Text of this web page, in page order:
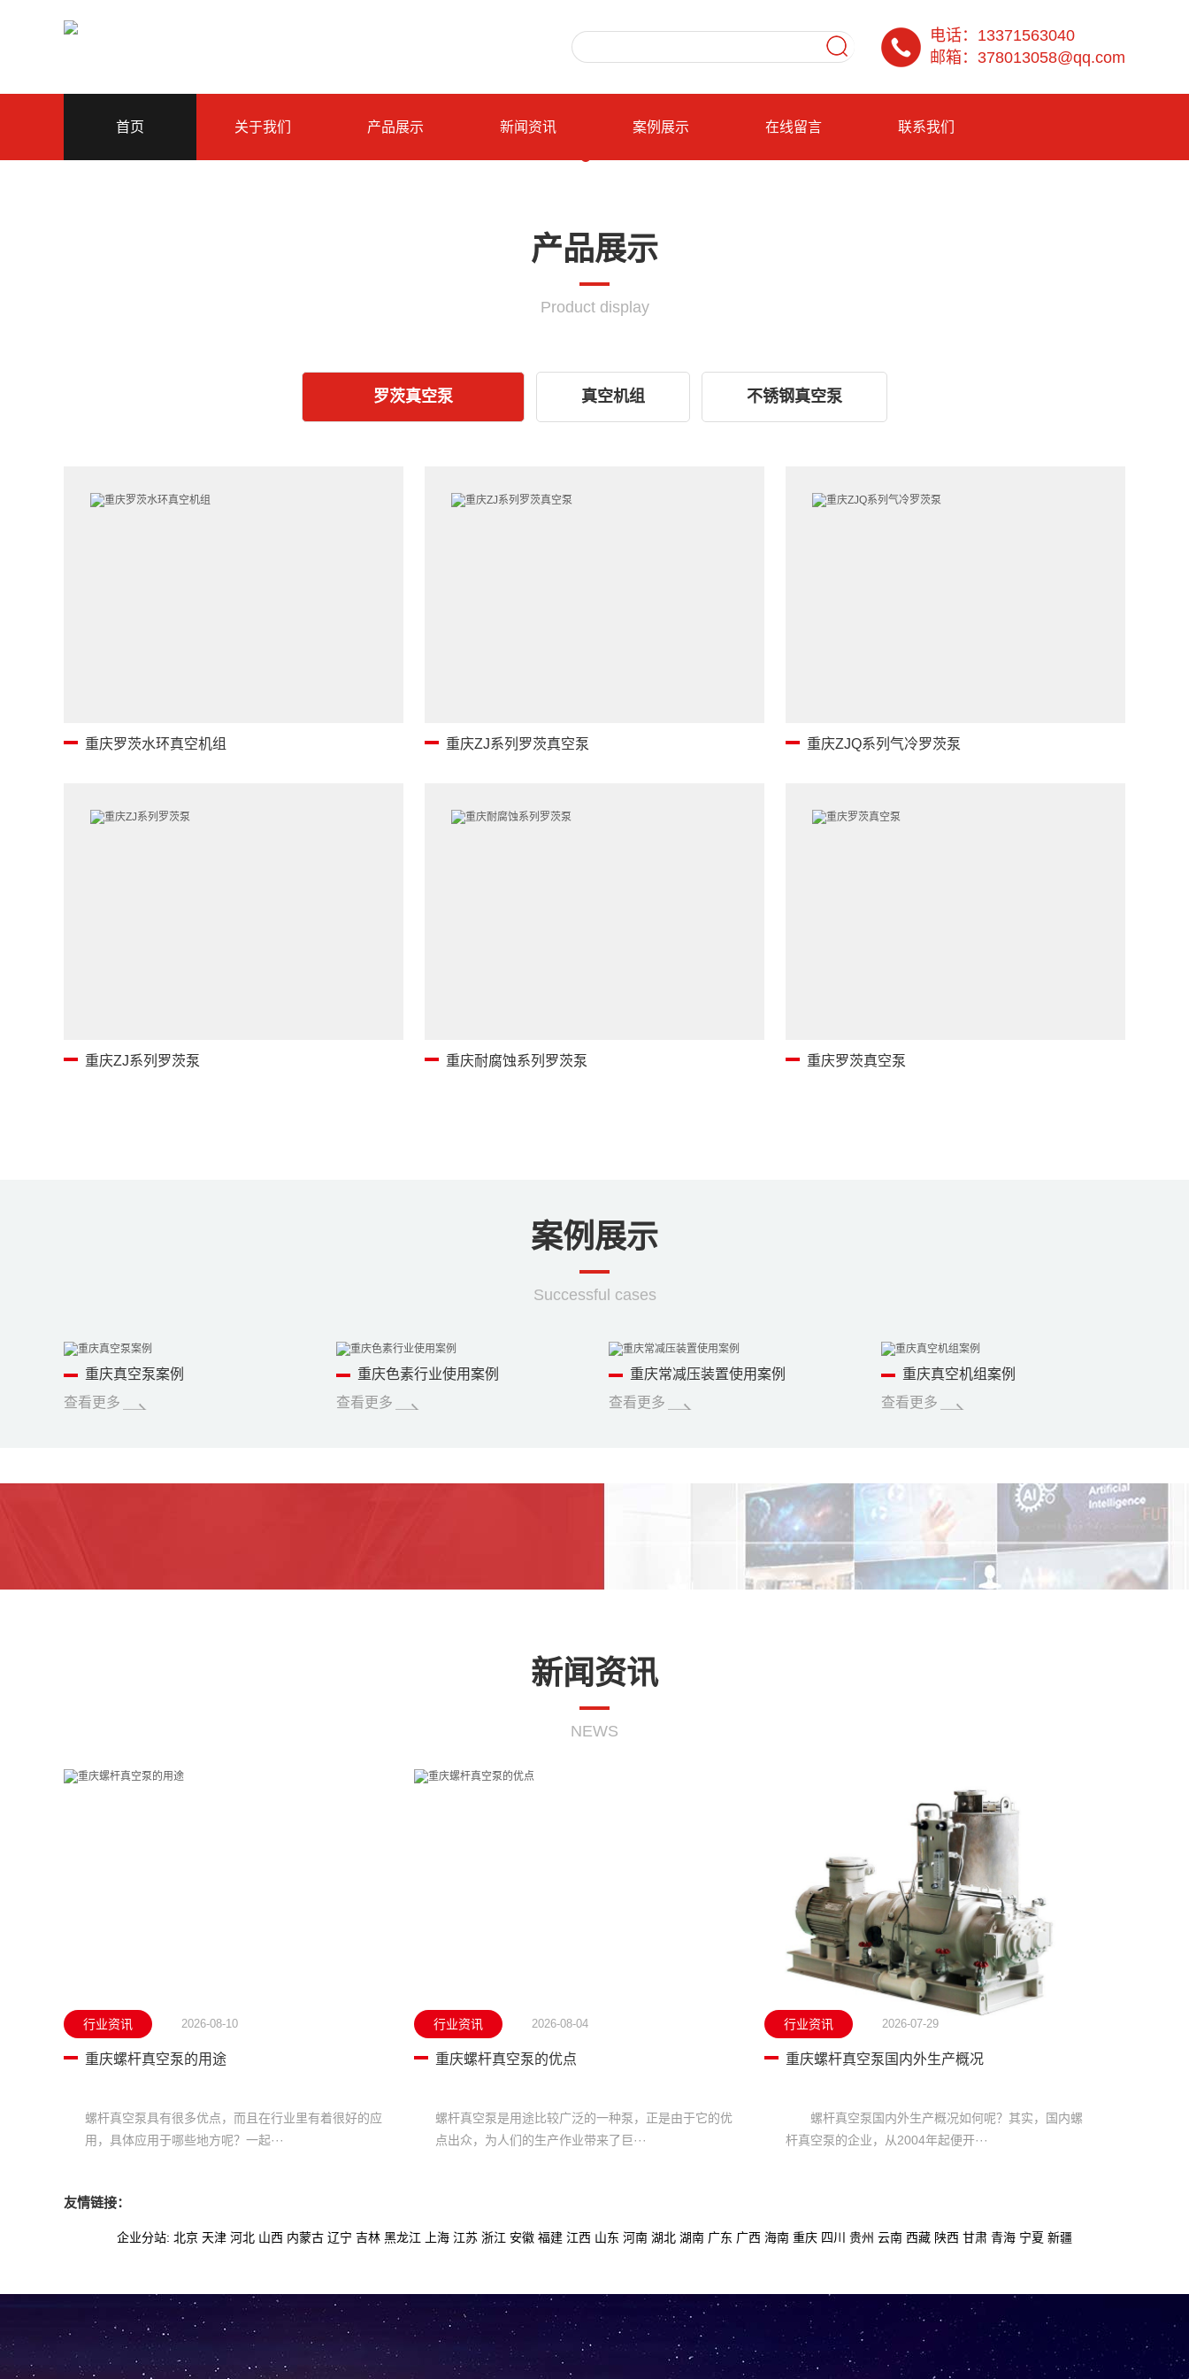
电话：13371563040
邮箱：378013058@qq.com
首页 关于我们 产品展示 新闻资讯 案例展示 在线留言 联系我们
产品展示
Product display
罗茨真空泵 真空机组 不锈钢真空泵
重庆罗茨水环真空机组 重庆ZJ系列罗茨真空泵 重庆ZJQ系列气冷罗茨泵
重庆ZJ系列罗茨泵 重庆耐腐蚀系列罗茨泵 重庆罗茨真空泵
案例展示
Successful cases
重庆真空泵案例
查看更多
重庆色素行业使用案例
查看更多
重庆常减压装置使用案例
查看更多
重庆真空机组案例
查看更多
新闻资讯
NEWS
行业资讯 2026-08-10
重庆螺杆真空泵的用途
螺杆真空泵具有很多优点，而且在行业里有着很好的应
用，具体应用于哪些地方呢？一起···
行业资讯 2026-08-04
重庆螺杆真空泵的优点
螺杆真空泵是用途比较广泛的一种泵，正是由于它的优
点出众，为人们的生产作业带来了巨···
行业资讯 2026-07-29
重庆螺杆真空泵国内外生产概况
螺杆真空泵国内外生产概况如何呢？其实，国内螺
杆真空泵的企业，从2004年起便开···
友情链接：
企业分站: 北京 天津 河北 山西 内蒙古 辽宁 吉林 黑龙江 上海 江苏 浙江 安徽 福建 江西 山东 河南 湖北 湖南 广东 广西 海南 重庆 四川 贵州 云南 西藏 陕西 甘肃 青海 宁夏 新疆